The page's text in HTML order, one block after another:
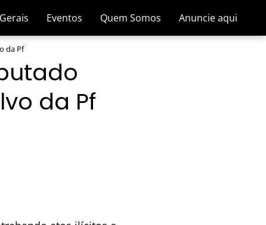
Eventos Quem Somos Anuncie aqui
da Pf
da Pf